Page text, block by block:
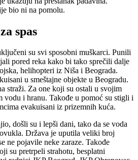
bio ni na pomolu.
spas
su svi sposobni muškarci. Punili
pored reka kako bi tako sprečili dalje
helihopteri iz Niša i Beograda.
u smeštajne objekte u Beogradu.
straži. Za one koji su ostali u svojim
vodu i hranu. Takođe u pomoć su stigli i
evakuisani iz prizemnih kuća.
došli su i lepši dani, tako da se voda
Država je uputila veliki broj
ne pojavile neke zaraze. Takođe
su pretrpeli strahotu, besplatni